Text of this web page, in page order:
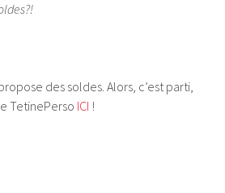
des soldes. Alors, c’est parti,
TetinePerso ICI !